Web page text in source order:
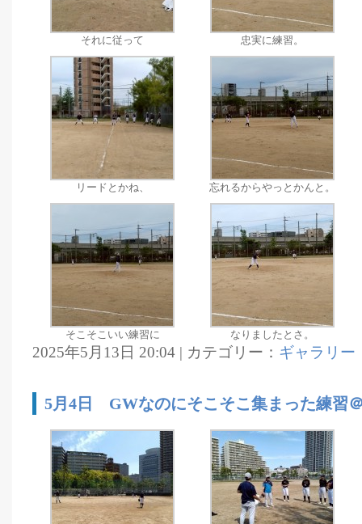
それに従って 忠実に練習。
リードとかね、 忘れるからやっとかんと。
そこそこいい練習に なりましたとさ。
2025年5月13日 20:04 | カテゴリー： ギャラリー
5月4日 GWなのにそこそこ集まった練習